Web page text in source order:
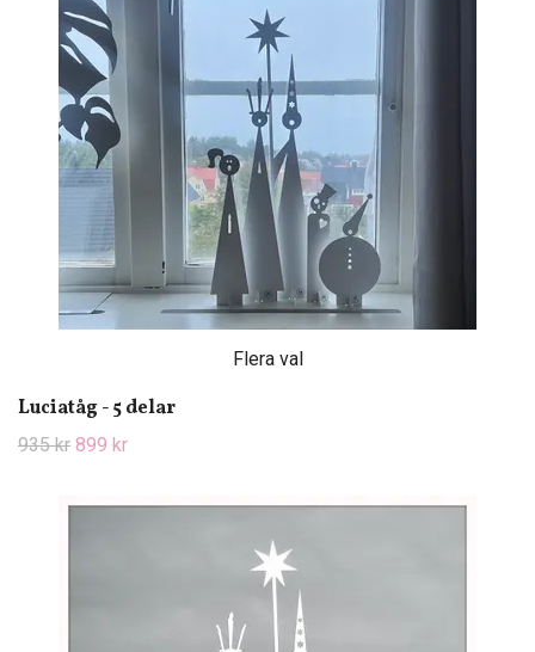
Flera val
Luciatåg - 5 delar
935 kr 899 kr